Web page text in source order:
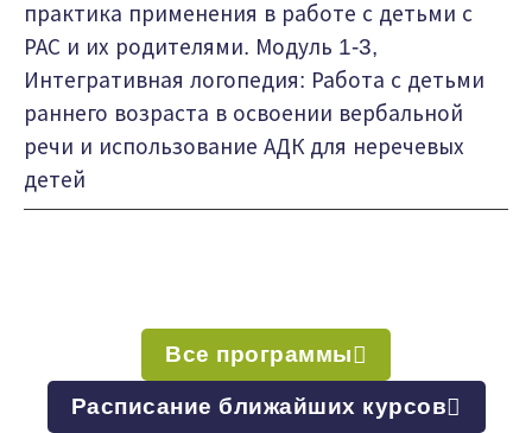
практика применения в работе с детьми с
РАС и их родителями. Модуль 1-3,
Интегративная логопедия: Работа с детьми
раннего возраста в освоении вербальной
речи и использование АДК для неречевых
детей
Все программы
Расписание ближайших курсов